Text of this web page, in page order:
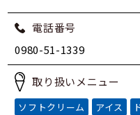
電話番号
0980-51-1339
取り扱いメニュー
ソフトクリーム アイス